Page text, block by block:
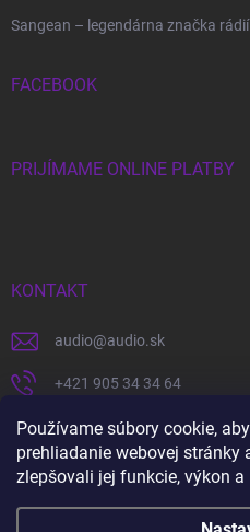
Používame súbory cookie,
prehliadanie webovej stránky
zlepšovali jej funkcie, výkon
Sangean – legendárna značka
FACEBOOK
PRIJÍMAME ONLINE PLATBY
KONTAKT
audio@audio.sk
+421 905 34 34 64
https://www.facebook.com/
audio.sk